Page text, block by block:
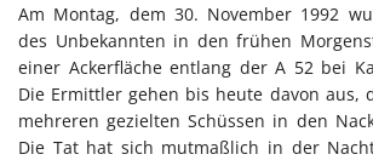
Am Montag, dem 30. November 1992
des Unbekannten in den frühen
einer Ackerfläche entlang der A 52 bei
Die Ermittler gehen bis heute davon aus,
mehreren gezielten Schüssen in den
Die Tat hat sich mutmaßlich in der